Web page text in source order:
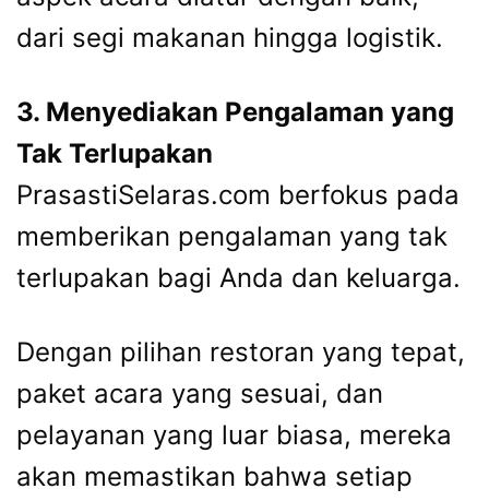
dari segi makanan hingga logistik.
3. Menyediakan Pengalaman yang
Tak Terlupakan
PrasastiSelaras.com berfokus pada
memberikan pengalaman yang tak
terlupakan bagi Anda dan keluarga.
Dengan pilihan restoran yang tepat,
paket acara yang sesuai, dan
pelayanan yang luar biasa, mereka
akan memastikan bahwa setiap